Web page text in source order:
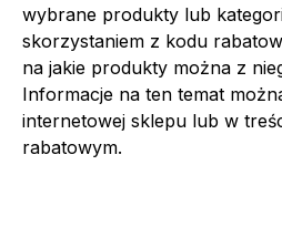
wybrane produkty lub
skorzystaniem z kodu
na jakie produkty można z
Informacje na ten temat
internetowej sklepu lub w
rabatowym.